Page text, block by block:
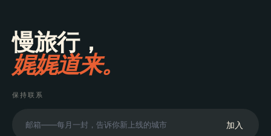
慢旅行，
娓娓道来。
保持联系
加入